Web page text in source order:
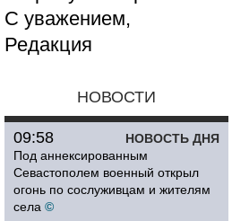
С уважением,
Редакция
НОВОСТИ
НОВОСТЬ ДНЯ
09:58
Под аннексированным
Севастополем военный открыл
огонь по сослуживцам и жителям
села ©